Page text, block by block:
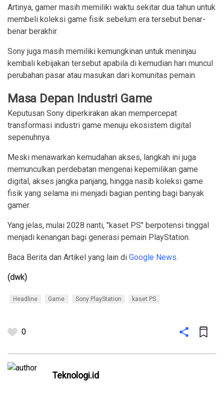
Artinya, gamer masih memiliki waktu sekitar dua tahun untuk
membeli koleksi game fisik sebelum era tersebut benar-
benar berakhir.
Sony juga masih memiliki kemungkinan untuk meninjau
kembali kebijakan tersebut apabila di kemudian hari muncul
perubahan pasar atau masukan dari komunitas pemain.
Masa Depan Industri Game
Keputusan Sony diperkirakan akan mempercepat
transformasi industri game menuju ekosistem digital
sepenuhnya.
Meski menawarkan kemudahan akses, langkah ini juga
memunculkan perdebatan mengenai kepemilikan game
digital, akses jangka panjang, hingga nasib koleksi game
fisik yang selama ini menjadi bagian penting bagi banyak
gamer.
Yang jelas, mulai 2028 nanti, "kaset PS" berpotensi tinggal
menjadi kenangan bagi generasi pemain PlayStation.
Baca Berita dan Artikel yang lain di Google News.
(dwk)
Headline Game Sony PlayStation kaset PS
0
Teknologi.id